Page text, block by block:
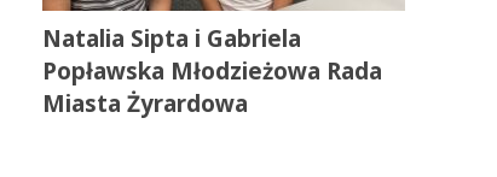
Natalia Sipta i Gabriela
Popławska Młodzieżowa Rada
Miasta Żyrardowa